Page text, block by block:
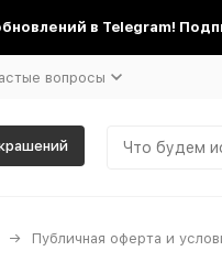
в Telegram!
вопросы
Публичная оферта и